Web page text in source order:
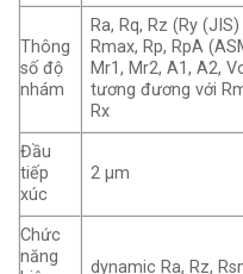
Thông
số độ
nhám
Ra, Rq, Rz (Ry
Rmax, Rp, RpA
Mr1, Mr2, A1, A2,
tương đương với
Rx
Đầu
tiếp
xúc
2 μm
Chức
năng
dynamic Ra, Rz,